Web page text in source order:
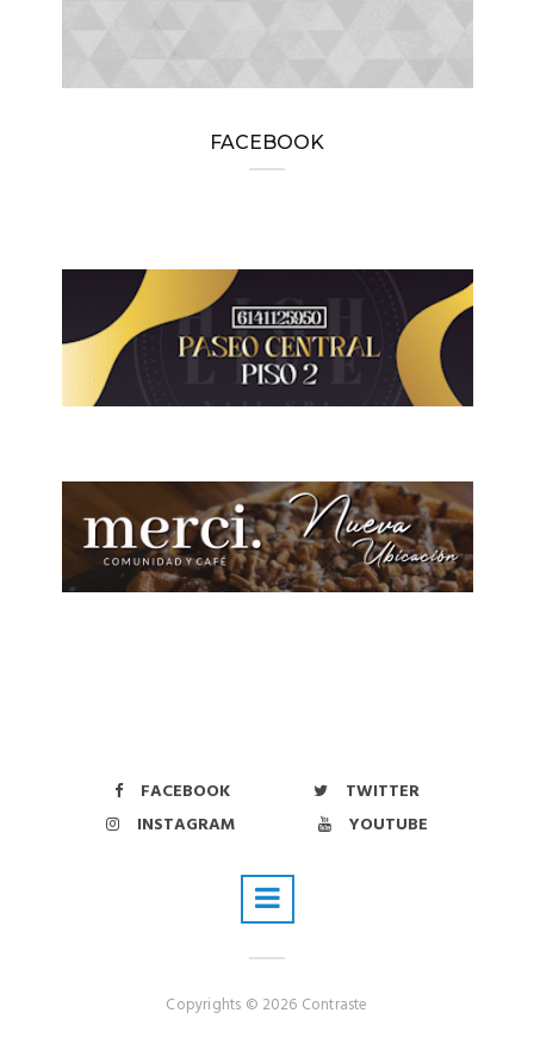
FACEBOOK
FACEBOOK
TWITTER
INSTAGRAM
YOUTUBE
Copyrights © 2026 Contraste